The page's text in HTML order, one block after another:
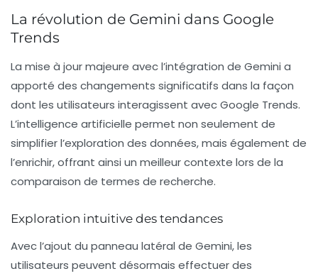
La révolution de Gemini dans Google
Trends
La mise à jour majeure avec l’intégration de Gemini a
apporté des changements significatifs dans la façon
dont les utilisateurs interagissent avec Google Trends.
L’intelligence artificielle permet non seulement de
simplifier l’exploration des données, mais également de
l’enrichir, offrant ainsi un meilleur contexte lors de la
comparaison de termes de recherche.
Exploration intuitive des tendances
Avec l’ajout du panneau latéral de Gemini, les
utilisateurs peuvent désormais effectuer des